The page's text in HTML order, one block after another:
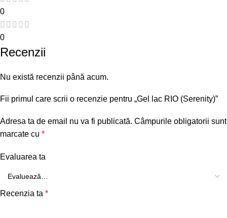
0
0
Recenzii
Nu există recenzii până acum.
Fii primul care scrii o recenzie pentru „Gel lac RIO (Serenity)”
Adresa ta de email nu va fi publicată. Câmpurile obligatorii sunt
marcate cu *
Evaluarea ta
Recenzia ta *